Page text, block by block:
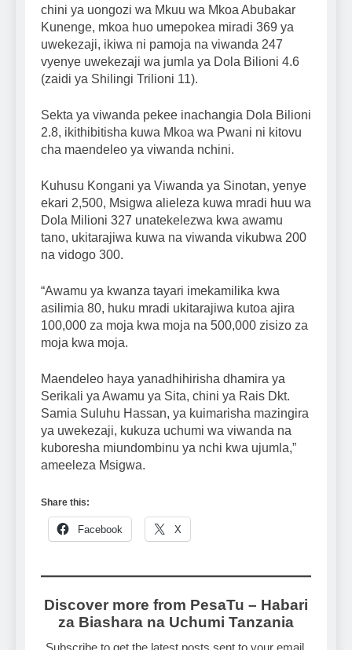
chini ya uongozi wa Mkuu wa Mkoa Abubakar
Kunenge, mkoa huo umepokea miradi 369 ya
uwekezaji, ikiwa ni pamoja na viwanda 247
vyenye uwekezaji wa jumla ya Dola Bilioni 4.6
(zaidi ya Shilingi Trilioni 11).
Sekta ya viwanda pekee inachangia Dola Bilioni
2.8, ikithibitisha kuwa Mkoa wa Pwani ni kitovu
cha maendeleo ya viwanda nchini.
Kuhusu Kongani ya Viwanda ya Sinotan, yenye
ekari 2,500, Msigwa alieleza kuwa mradi huu wa
Dola Milioni 327 unatekelezwa kwa awamu
tano, ukitarajiwa kuwa na viwanda vikubwa 200
na vidogo 300.
“Awamu ya kwanza tayari imekamilika kwa
asilimia 80, huku mradi ukitarajiwa kutoa ajira
100,000 za moja kwa moja na 500,000 zisizo za
moja kwa moja.
Maendeleo haya yanadhihirisha dhamira ya
Serikali ya Awamu ya Sita, chini ya Rais Dkt.
Samia Suluhu Hassan, ya kuimarisha mazingira
ya uwekezaji, kukuza uchumi wa viwanda na
kuboresha miundombinu ya nchi kwa ujumla,”
ameeleza Msigwa.
Share this:
Facebook X
Discover more from PesaTu – Habari
za Biashara na Uchumi Tanzania
Subscribe to get the latest posts sent to your email.